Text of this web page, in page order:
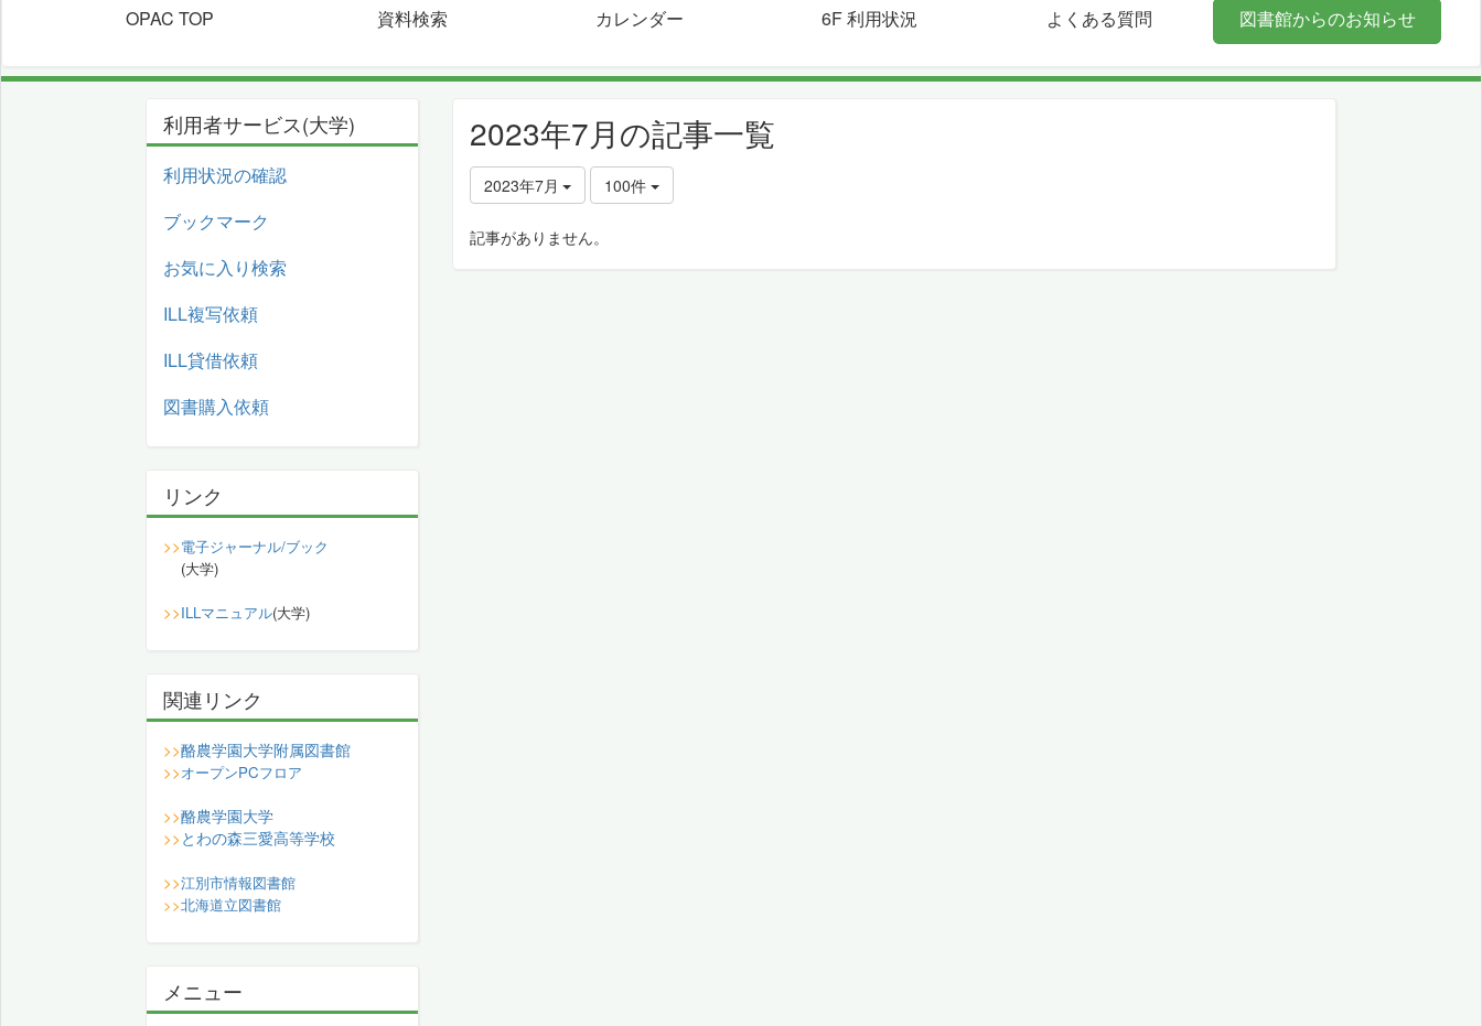
OPAC TOP 資料検索 カレンダー 6F 利用状況 よくある質問 図書館からのお知らせ
2023年7月の記事一覧
2023年7月 100件
記事がありません。
利用者サービス(大学)
利用状況の確認
ブックマーク
お気に入り検索
ILL複写依頼
ILL貸借依頼
図書購入依頼
リンク
>>電子ジャーナル/ブック
(大学)
>>ILLマニュアル(大学)
関連リンク
>>酪農学園大学附属図書館
>>オープンPCフロア
>>酪農学園大学
>> とわの森三愛高等学校
>>江別市情報図書館
>>北海道立図書館
メニュー